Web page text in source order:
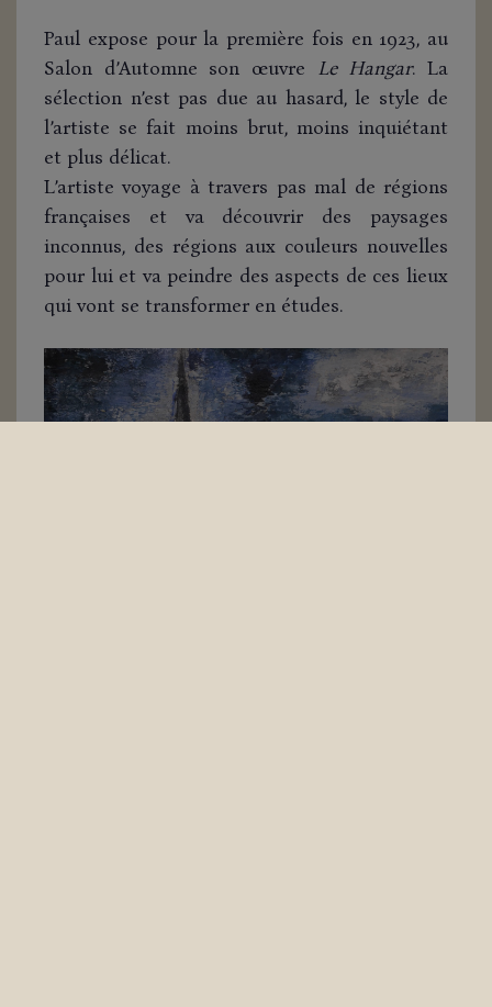
Paul expose pour la première fois en 1923, au
Salon d’Automne son œuvre Le Hangar. La
sélection n’est pas due au hasard, le style de
l’artiste se fait moins brut, moins inquiétant
et plus délicat.
L’artiste voyage à travers pas mal de régions
françaises et va découvrir des paysages
inconnus, des régions aux couleurs nouvelles
pour lui et va peindre des aspects de ces lieux
qui vont se transformer en études.